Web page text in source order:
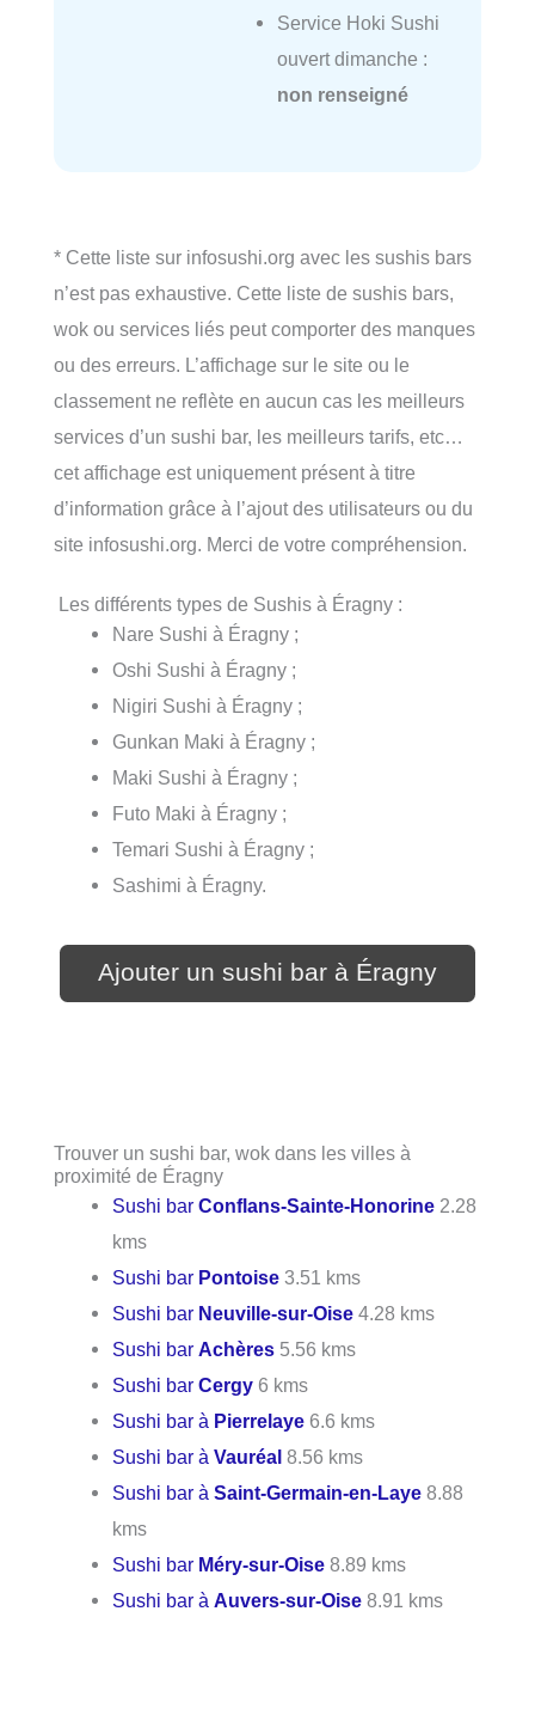
Service Hoki Sushi
ouvert dimanche :
non renseigné
* Cette liste sur infosushi.org avec les sushis bars
n’est pas exhaustive. Cette liste de sushis bars,
wok ou services liés peut comporter des manques
ou des erreurs. L’affichage sur le site ou le
classement ne reflète en aucun cas les meilleurs
services d’un sushi bar, les meilleurs tarifs, etc…
cet affichage est uniquement présent à titre
d’information grâce à l’ajout des utilisateurs ou du
site infosushi.org. Merci de votre compréhension.
Les différents types de Sushis à Éragny :
Nare Sushi à Éragny ;
Oshi Sushi à Éragny ;
Nigiri Sushi à Éragny ;
Gunkan Maki à Éragny ;
Maki Sushi à Éragny ;
Futo Maki à Éragny ;
Temari Sushi à Éragny ;
Sashimi à Éragny.
Ajouter un sushi bar à Éragny
Trouver un sushi bar, wok dans les villes à
proximité de Éragny
Sushi barConflans-Sainte-Honorine 2.28
kms
Sushi bar Pontoise 3.51 kms
Sushi bar Neuville-sur-Oise 4.28 kms
Sushi bar Achères 5.56 kms
Sushi barCergy 6 kms
Sushi bar à Pierrelaye 6.6 kms
Sushi bar àVauréal 8.56 kms
Sushi bar àSaint-Germain-en-Laye 8.88
kms
Sushi bar Méry-sur-Oise 8.89 kms
Sushi bar à Auvers-sur-Oise 8.91 kms